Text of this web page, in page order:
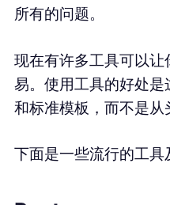
所有的问题。
现在有许多工具可以
易。使用工具的好处
和标准模板，而不是从
下面是一些流行的工具